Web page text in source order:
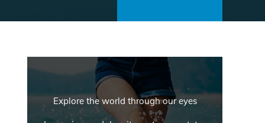
Explore the world through our eyes